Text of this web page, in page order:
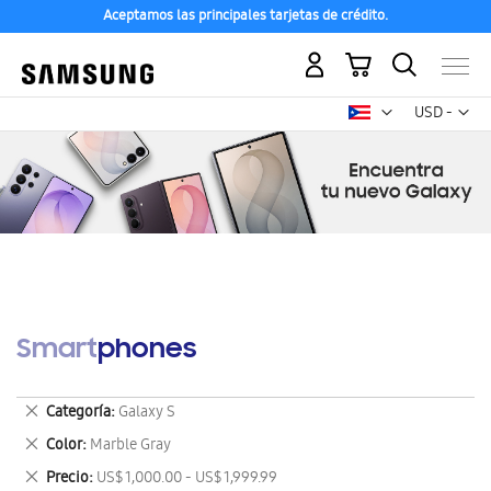
Aceptamos las principales tarjetas de crédito.
USD -
dólar
Mi carrito
Smartphones
Categoría Galaxy S
Eliminar
este
artículo
Color Marble Gray
Eliminar
este
Precio US$ 1,000.00 - US$ 1,999.99
Eliminar